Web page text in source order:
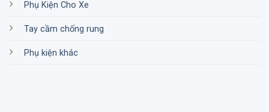
Phụ Kiện Cho Xe
Tay cầm chống rung
Phụ kiện khác